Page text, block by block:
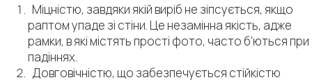
Міцністю, завдяки якій виріб не зіпсується, якщо
раптом упаде зі стіни. Це незамінна якість, адже
рамки, в які містять прості фото, часто б'ються при
падіннях.
Довговічністю, що забезпечується стійкістю